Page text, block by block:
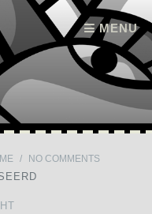
MENU
/ NO COMMENTS